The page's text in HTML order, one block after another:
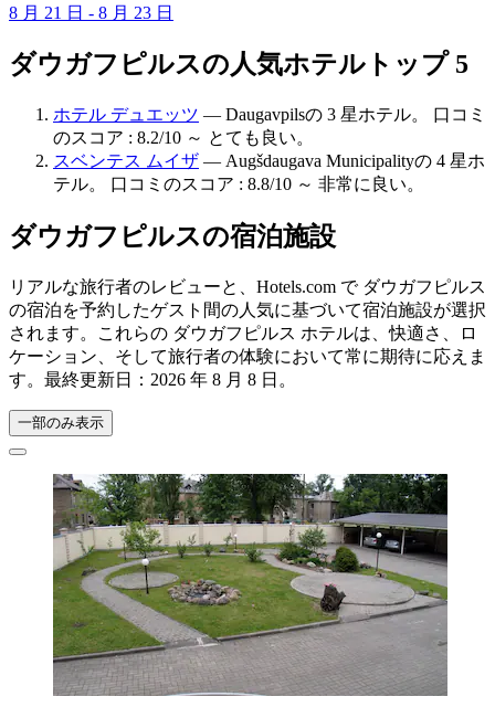
8 月 21 日 - 8 月 23 日
ダウガフピルスの人気ホテルトップ 5
ホテル デュエッツ — Daugavpilsの 3 星ホテル。 口コミ
のスコア : 8.2/10 ～ とても良い。
スベンテス ムイザ — Augšdaugava Municipalityの 4 星ホ
テル。 口コミのスコア : 8.8/10 ～ 非常に良い。
ダウガフピルスの宿泊施設
リアルな旅行者のレビューと、Hotels.com で ダウガフピルス
の宿泊を予約したゲスト間の人気に基づいて宿泊施設が選択
されます。これらの ダウガフピルス ホテルは、快適さ、ロ
ケーション、そして旅行者の体験において常に期待に応えま
す。最終更新日： 2026 年 8 月 8 日 。
一部のみ表示